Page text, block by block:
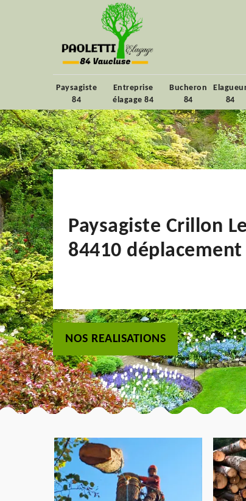
Paysagiste
84
Entreprise
élagage 84
Bucheron
84
84
Paysagiste Crillon
84410
NOS REALISATIONS